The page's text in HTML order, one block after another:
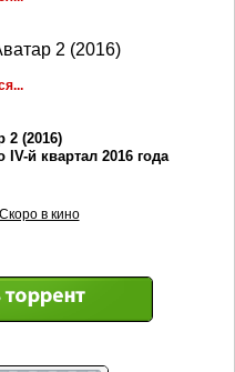
2 (2016)
2 (2016)
й квартал 2016 года
Скоро в кино